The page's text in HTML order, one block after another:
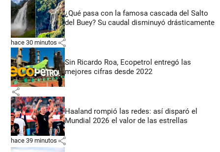
¿Qué pasa con la famosa cascada del Salto
del Buey? Su caudal disminuyó drásticamente
hace 30 minutos share
Sin Ricardo Roa, Ecopetrol entregó las
mejores cifras desde 2022
share
Haaland rompió las redes: así disparó el
Mundial 2026 el valor de las estrellas
hace 39 minutos share